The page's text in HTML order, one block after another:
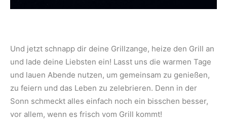
Und jetzt schnapp dir deine Grillzange, heize den Grill an
und lade deine Liebsten ein! Lasst uns die warmen Tage
und lauen Abende nutzen, um gemeinsam zu genießen,
zu feiern und das Leben zu zelebrieren. Denn in der
Sonn schmeckt alles einfach noch ein bisschen besser,
vor allem, wenn es frisch vom Grill kommt!